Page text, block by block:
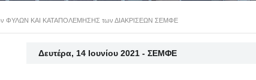
ΦΥΛΩΝ ΚΑΙ ΚΑΤΑΠΟΛΕΜΗΣΗΣ των ΔΙΑΚΡΙΣΕΩΝ ΣΕΜΦΕ
Δευτέρα, 14 Ιουνίου 2021 - ΣΕΜΦΕ